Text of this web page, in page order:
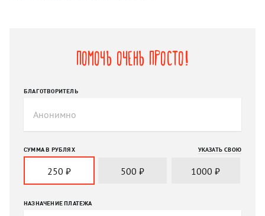
Помочь очень просто!
БЛАГОТВОРИТЕЛЬ
СУММА В РУБЛЯХ
250 ₽ 500 ₽ 1000₽
УКАЗАТЬ СВОЮ
НАЗНАЧЕНИЕ ПЛАТЕЖА